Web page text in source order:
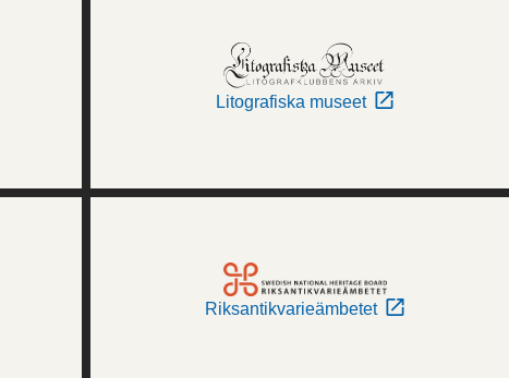
Litografiska museet
Riksantikvarieämbetet